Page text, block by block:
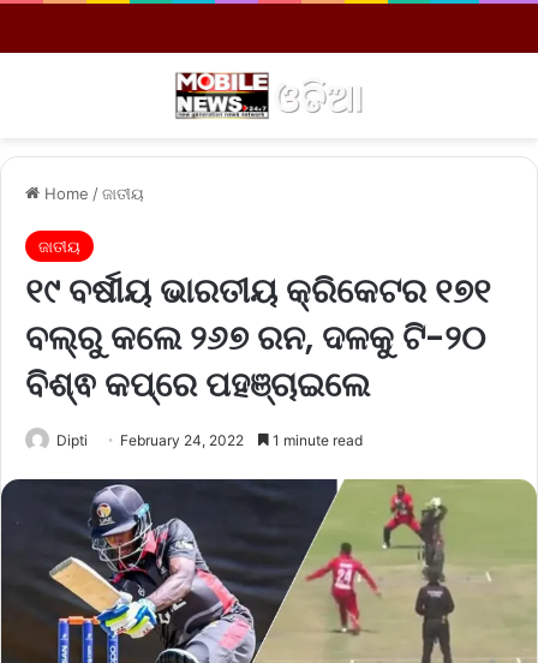
Home /ଜାତୀୟ
ଜାତୀୟ
୧୯ ବର୍ଷୀୟ ଭାରତୀୟ କ୍ରିକେଟର ୧୭୧
ବଲ୍‌ରୁ କଲେ ୨୬୭ ରନ, ଦଳକୁ ଟି-୨୦
ବିଶ୍ଵ କପ୍‌ରେ ପହଞ୍ଚାଇଲେ
Dipti February 24, 2022 1 minute read